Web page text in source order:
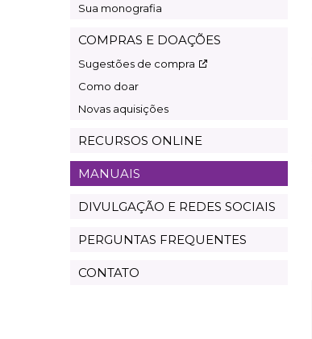
Sua monografia
COMPRAS E DOAÇÕES
Sugestões de compra
Como doar
Novas aquisições
RECURSOS ONLINE
MANUAIS
DIVULGAÇÃO E REDES SOCIAIS
PERGUNTAS FREQUENTES
CONTATO